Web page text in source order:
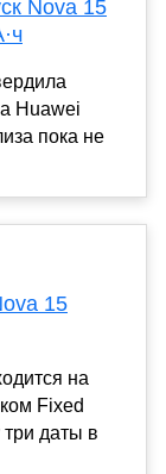
Nova 15
Huawei
пока не
15
на
Fixed
даты в